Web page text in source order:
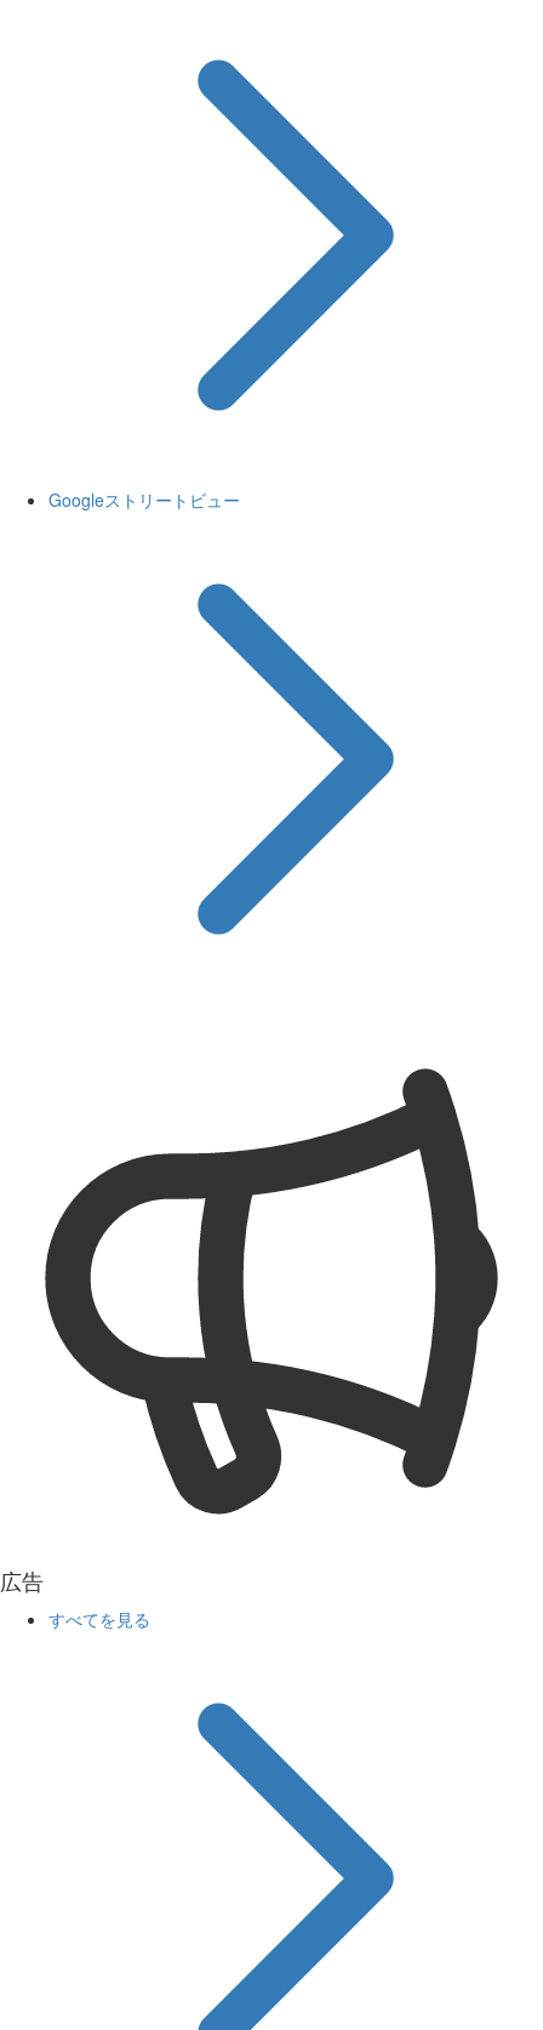
Googleストリートビュー
広告
すべてを見る